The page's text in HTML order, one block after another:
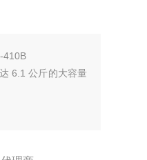
410B
6.1 公斤的大容量